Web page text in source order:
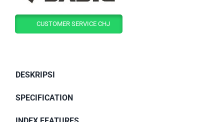
CUSTOMER SERVICE CHJ
DESKRIPSI
SPECIFICATION